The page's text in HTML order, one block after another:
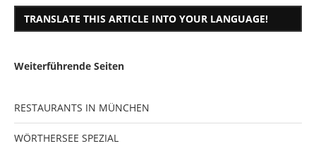
TRANSLATE THIS ARTICLE INTO YOUR LANGUAGE!
Weiterführende Seiten
RESTAURANTS IN MÜNCHEN
WÖRTHERSEE SPEZIAL